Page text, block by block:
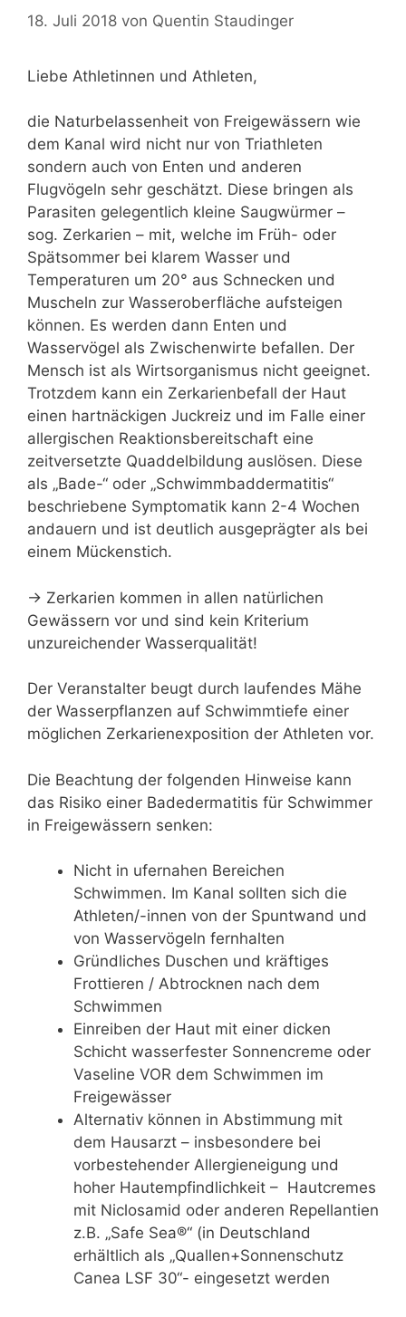
18. Juli 2018 von Quentin Staudinger
Liebe Athletinnen und Athleten,
die Naturbelassenheit von Freigewässern wie
dem Kanal wird nicht nur von Triathleten
sondern auch von Enten und anderen
Flugvögeln sehr geschätzt. Diese bringen als
Parasiten gelegentlich kleine Saugwürmer –
sog. Zerkarien – mit, welche im Früh- oder
Spätsommer bei klarem Wasser und
Temperaturen um 20° aus Schnecken und
Muscheln zur Wasseroberfläche aufsteigen
können. Es werden dann Enten und
Wasservögel als Zwischenwirte befallen. Der
Mensch ist als Wirtsorganismus nicht geeignet.
Trotzdem kann ein Zerkarienbefall der Haut
einen hartnäckigen Juckreiz und im Falle einer
allergischen Reaktionsbereitschaft eine
zeitversetzte Quaddelbildung auslösen. Diese
als „Bade-“ oder „Schwimmbaddermatitis“
beschriebene Symptomatik kann 2-4 Wochen
andauern und ist deutlich ausgeprägter als bei
einem Mückenstich.
→ Zerkarien kommen in allen natürlichen
Gewässern vor und sind kein Kriterium
unzureichender Wasserqualität!
Der Veranstalter beugt durch laufendes Mähe
der Wasserpflanzen auf Schwimmtiefe einer
möglichen Zerkarienexposition der Athleten vor.
Die Beachtung der folgenden Hinweise kann
das Risiko einer Badedermatitis für Schwimmer
in Freigewässern senken:
Nicht in ufernahen Bereichen
Schwimmen. Im Kanal sollten sich die
Athleten/-innen von der Spuntwand und
von Wasservögeln fernhalten
Gründliches Duschen und kräftiges
Frottieren / Abtrocknen nach dem
Schwimmen
Einreiben der Haut mit einer dicken
Schicht wasserfester Sonnencreme oder
Vaseline VOR dem Schwimmen im
Freigewässer
Alternativ können in Abstimmung mit
dem Hausarzt – insbesondere bei
vorbestehender Allergieneigung und
hoher Hautempfindlichkeit – Hautcremes
mit Niclosamid oder anderen Repellantien
z.B. „Safe Sea®“ (in Deutschland
erhältlich als „Quallen+Sonnenschutz
Canea LSF 30“- eingesetzt werden